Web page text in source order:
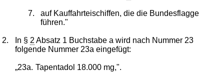
7.
auf Kauffahrteischiffen, die die Bundesflagge
führen."
2. In § 2 Absatz 1 Buchstabe a wird nach Nummer 23
folgende Nummer 23a eingefügt:
„23a. Tapentadol 18.000 mg,".